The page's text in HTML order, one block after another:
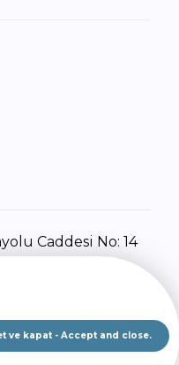
Caddesi No: 14
ve kapat - Accept and close.